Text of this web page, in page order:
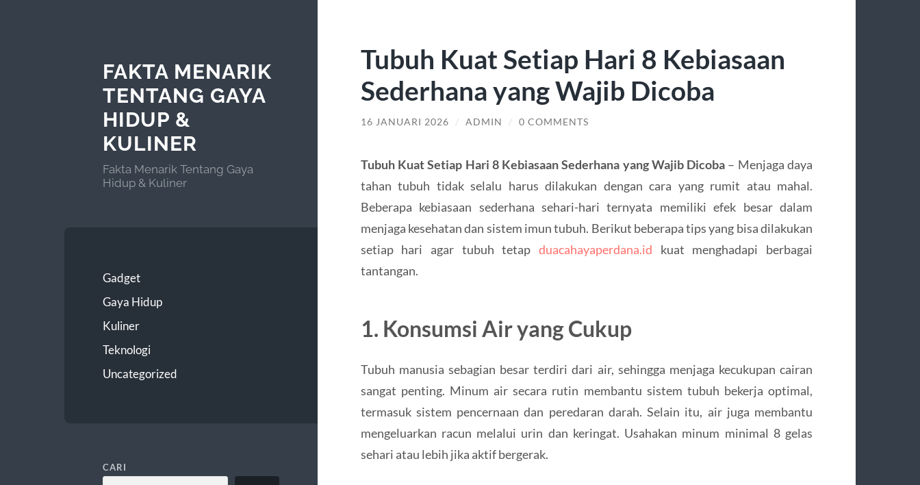
FAKTA MENARIK
TENTANG GAYA
HIDUP &
KULINER
Fakta Menarik Tentang Gaya
Hidup & Kuliner
Gadget
Gaya Hidup
Kuliner
Teknologi
Uncategorized
CARI
Tubuh Kuat Setiap Hari 8 Kebiasaan
Sederhana yang Wajib Dicoba
16 JANUARI 2026 / ADMIN / 0 COMMENTS
Tubuh Kuat Setiap Hari 8 Kebiasaan Sederhana yang Wajib Dicoba – Menjaga daya
tahan tubuh tidak selalu harus dilakukan dengan cara yang rumit atau mahal.
Beberapa kebiasaan sederhana sehari-hari ternyata memiliki efek besar dalam
menjaga kesehatan dan sistem imun tubuh. Berikut beberapa tips yang bisa dilakukan
setiap hari agar tubuh tetapduacahayaperdana.id kuat menghadapi berbagai
tantangan.
1. Konsumsi Air yang Cukup
Tubuh manusia sebagian besar terdiri dari air, sehingga menjaga kecukupan cairan
sangat penting. Minum air secara rutin membantu sistem tubuh bekerja optimal,
termasuk sistem pencernaan dan peredaran darah. Selain itu, air juga membantu
mengeluarkan racun melalui urin dan keringat. Usahakan minum minimal 8 gelas
sehari atau lebih jika aktif bergerak.